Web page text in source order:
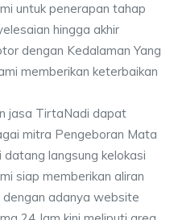
untuk penerapan tahap
hingga akhir
dengan Kedalaman Yang
memberikan keterbaikan
jasa TirtaNadi dapat
mitra Pengeboran Mata
langsung kelokasi
siap memberikan aliran
dengan adanya website